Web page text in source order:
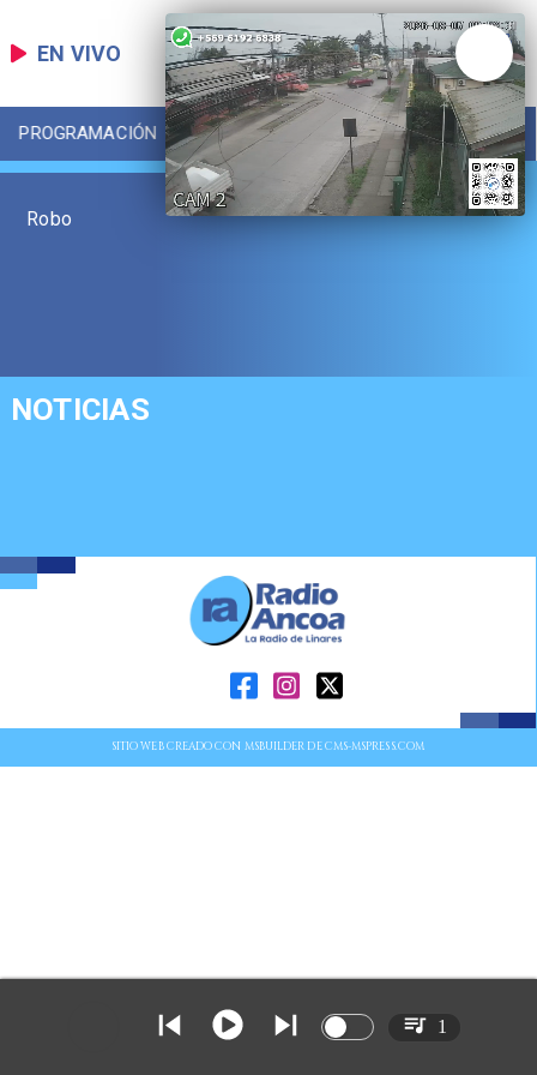
EN VIVO
PROGRAMACIÓN LOCAL DEPORTES
Robo
NOTICIAS
SITIO WEB CREADO CON MSBUILDER DE CMS-MSPRESS.COM
1